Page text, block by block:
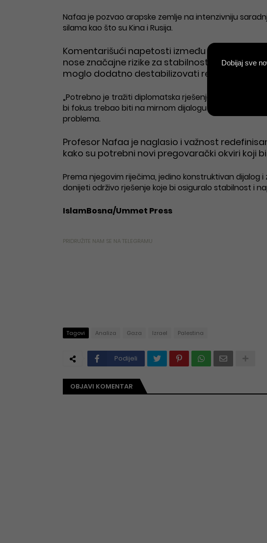
Nafaa je pozvao arapske zemlje na intenzivniju
silama kao što su Kina i Rusija.
Komentarišući napetosti između Izraela i
nose značajne rizike za stabilnost Bliskog
moglo dodatno destabilizovati regiju i usporiti
„Potrebno je tražiti diplomatska rješenja koja bi
bi fokus trebao biti na mirnom dijalogu i uključivanju
problema.
Profesor Nafaa je naglasio i važnost
kako su potrebni novi pregovarački okviri koji
Prema njegovim riječima, jedino konstruktivan dijalog
donijeti održivo rješenje koje bi osiguralo stabilnost i
IslamBosna/Ummet Press
PRIDRUŽITE NAM SE NA TELEGRAMU
Tagovi Analiza Gaza Izrael Palestina
Podijeli
OBJAVI KOMENTAR
Dobijaj sve